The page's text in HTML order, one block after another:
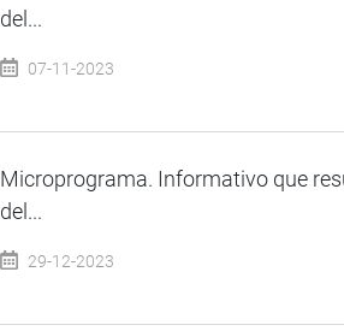
del...
07-11-2023
Microprograma. Informativo que
del...
29-12-2023